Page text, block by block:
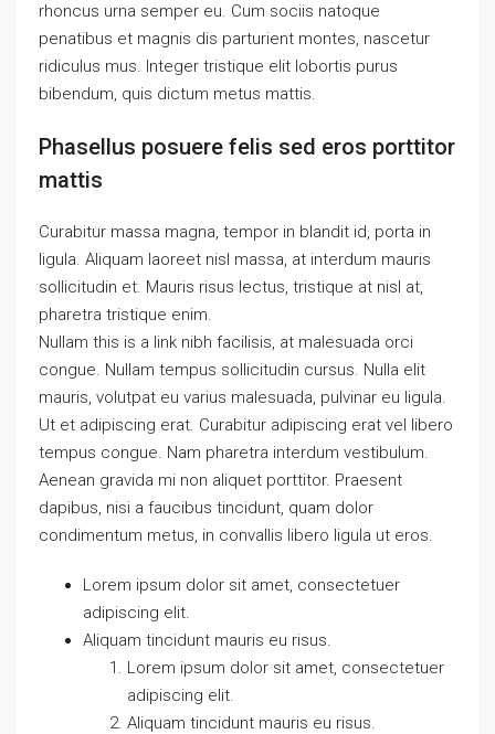
rhoncus urna semper eu. Cum sociis natoque
penatibus et magnis dis parturient montes, nascetur
ridiculus mus. Integer tristique elit lobortis purus
bibendum, quis dictum metus mattis.
Phasellus posuere felis sed eros porttitor
mattis
Curabitur massa magna, tempor in blandit id, porta in
ligula. Aliquam laoreet nisl massa, at interdum mauris
sollicitudin et. Mauris risus lectus, tristique at nisl at,
pharetra tristique enim.
Nullam this is a link nibh facilisis, at malesuada orci
congue. Nullam tempus sollicitudin cursus. Nulla elit
mauris, volutpat eu varius malesuada, pulvinar eu ligula.
Ut et adipiscing erat. Curabitur adipiscing erat vel libero
tempus congue. Nam pharetra interdum vestibulum.
Aenean gravida mi non aliquet porttitor. Praesent
dapibus, nisi a faucibus tincidunt, quam dolor
condimentum metus, in convallis libero ligula ut eros.
Lorem ipsum dolor sit amet, consectetuer
adipiscing elit.
Aliquam tincidunt mauris eu risus.
Lorem ipsum dolor sit amet, consectetuer
adipiscing elit.
Aliquam tincidunt mauris eu risus.